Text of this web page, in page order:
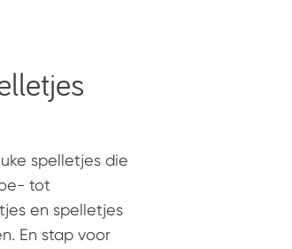
spelletjes die
tot
en spelletjes
En stap voor